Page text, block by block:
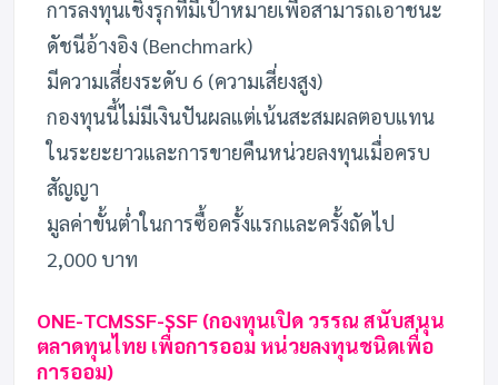
การลงทุนเชิงรุกที่มีเป้าหมายเพื่อสามารถเอาชนะ
ดัชนีอ้างอิง (Benchmark)
มีความเสี่ยงระดับ 6 (ความเสี่ยงสูง)
กองทุนนี้ไม่มีเงินปันผลแต่เน้นสะสมผลตอบแทน
ในระยะยาวและการขายคืนหน่วยลงทุนเมื่อครบ
สัญญา
มูลค่าขั้นต่ำในการซื้อครั้งแรกและครั้งถัดไป
2,000 บาท
ONE-TCMSSF-SSF (กองทุนเปิด วรรณ สนับสนุน
ตลาดทุนไทย เพื่อการออม หน่วยลงทุนชนิดเพื่อ
การออม)